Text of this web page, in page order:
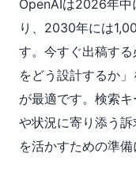
OpenAIは2026年中
り、2030年には
す。今すぐ出稿す
をどう設計するか
が最適です。検索
や状況に寄り添う
を活かすための準備